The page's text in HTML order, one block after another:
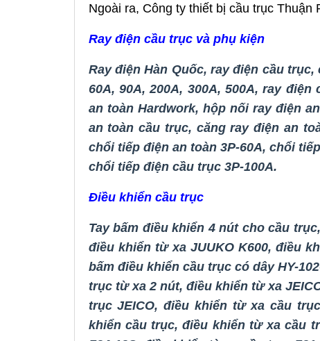
Ngoài ra, Công ty thiết bị cầu trục
Ray điện cầu trục và phụ kiện
Ray điện Hàn Quốc, ray điện cầu trục,
60A, 90A, 200A, 300A, 500A, ray điện
an toàn Hardwork, hộp nối ray điện
an toàn cầu trục, căng ray điện an
chổi tiếp điện an toàn 3P-60A,chổi
chổi tiếp điện cầu trục 3P-100A.
Điều khiển cầu trục
Tay bấm điều khiển 4 nút cho cầu trục,
điều khiển từ xa JUUKO K600,điều
bấm điều khiển cầu trục có dây HY-
trục từ xa 2 nút, điều khiển từ xa
trục JEICO, điều khiển từ xa cầu trục
khiển cầu trục,điều khiển từ xa cầu